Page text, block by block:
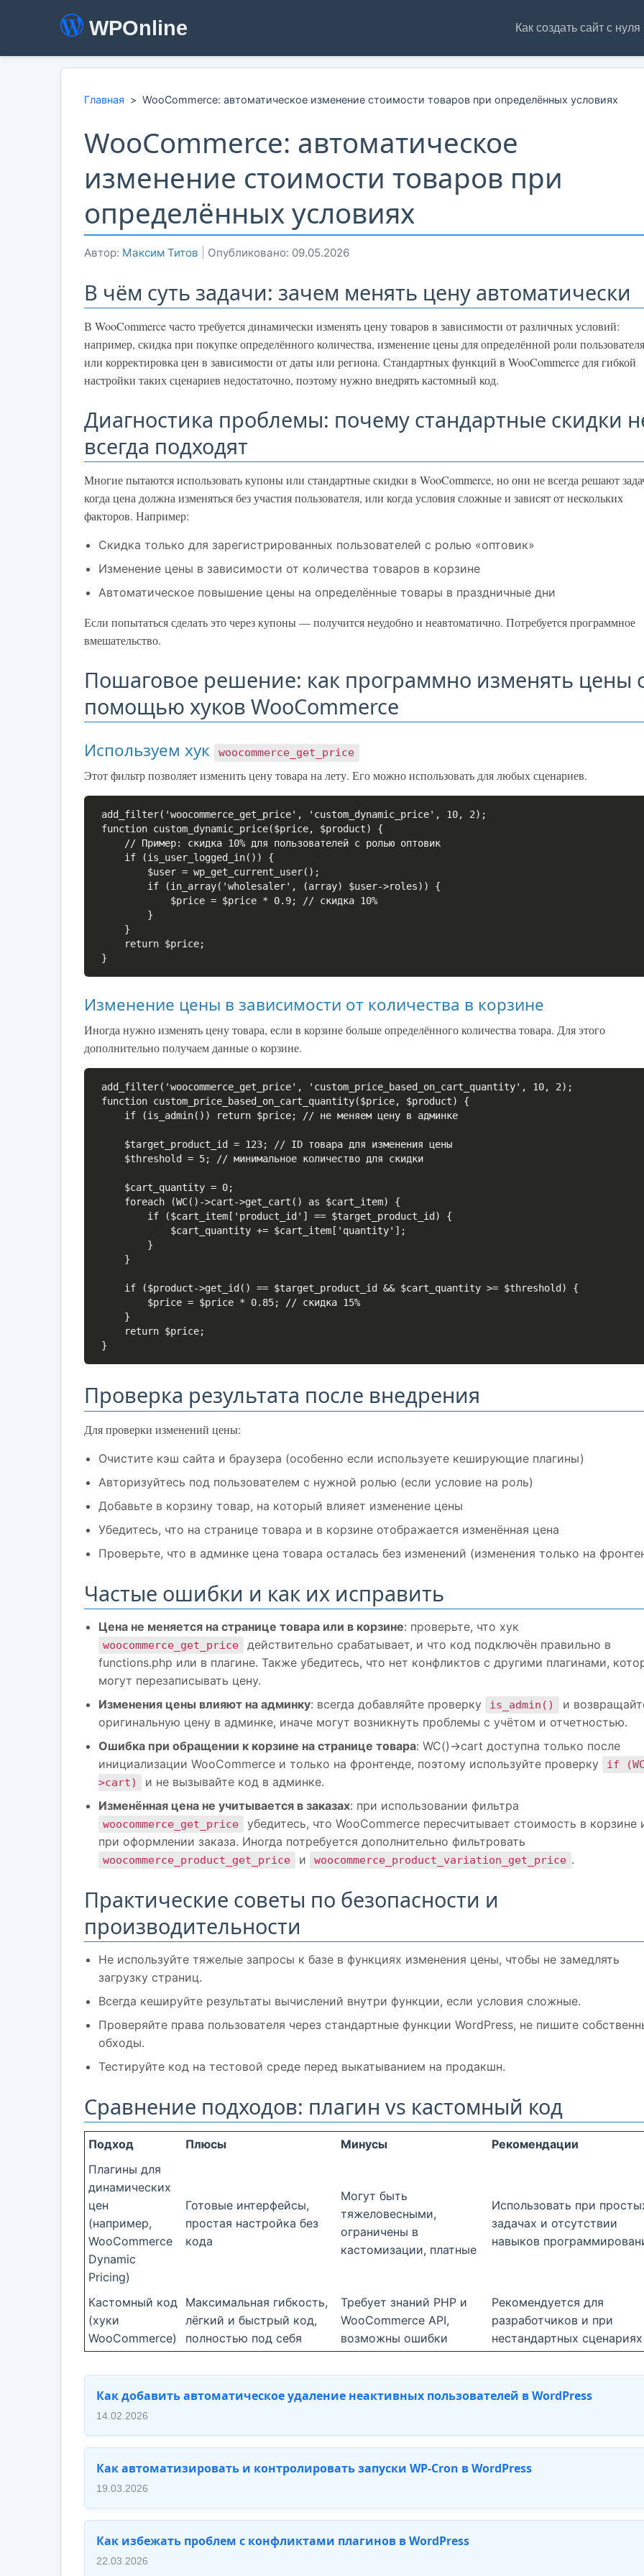
WPOnline Как создать сайт с нуля
Главная > WooCommerce: автоматическое изменение стоимости товаров при определённых условиях
WooCommerce: автоматическое
изменение стоимости товаров при
определённых условиях
Автор: Максим Титов Опубликовано: 09.05.2026
В чём суть задачи: зачем менять цену автоматически
В WooCommerce часто требуется динамически изменять цену товаров в зависимости от различных условий:
например, скидка при покупке определённого количества, изменение цены для определённой роли
или корректировка цен в зависимости от даты или региона. Стандартных функций в WooCommerce для гибкой
настройки таких сценариев недостаточно, поэтому нужно внедрять кастомный код.
Диагностика проблемы: почему стандартные скидки
всегда подходят
Многие пытаются использовать купоны или стандартные скидки в WooCommerce, но они не всегда решают
когда цена должна изменяться без участия пользователя, или когда условия сложные и зависят от нескольких
факторов. Например:
Скидка только для зарегистрированных пользователей с ролью «оптовик»
Изменение цены в зависимости от количества товаров в корзине
Автоматическое повышение цены на определённые товары в праздничные дни
Если попытаться сделать это через купоны — получится неудобно и неавтоматично. Потребуется программное
вмешательство.
Пошаговое решение: как программно изменять цены
помощью хуков WooCommerce
Используем хук woocommerce_get_price
Этот фильтр позволяет изменить цену товара на лету. Его можно использовать для любых сценариев.
add_filter('woocommerce_get_price', 'custom_dynamic_price', 10, 2);
function custom_dynamic_price($price, $product) {
}
Изменение цены в зависимости от количества в корзине
Иногда нужно изменять цену товара, если в корзине больше определённого количества товара. Для этого
дополнительно получаем данные о корзине.
add_filter('woocommerce_get_price', 'custom_price_based_on_cart_quantity', 10, 2);
function custom_price_based_on_cart_quantity($price, $product) {
}
Проверка результата после внедрения
Для проверки изменений цены:
Очистите кэш сайта и браузера (особенно если используете кеширующие плагины)
Авторизуйтесь под пользователем с нужной ролью (если условие на роль)
Добавьте в корзину товар, на который влияет изменение цены
Убедитесь, что на странице товара и в корзине отображается изменённая цена
Проверьте, что в админке цена товара осталась без изменений (изменения только на
Частые ошибки и как их исправить
Цена не меняется на странице товара или в корзине: проверьте, что хук
woocommerce_get_price
действительно срабатывает, и что код подключён правильно в
functions.php или в плагине. Также убедитесь, что нет конфликтов с другими плагинами,
могут перезаписывать цену.
Изменения цены влияют на админку: всегда добавляйте проверку is_admin()
и
оригинальную цену в админке, иначе могут возникнуть проблемы с учётом и отчетностью.
Ошибка при обращении к корзине на странице товара: WC()->cart доступна только после
инициализации WooCommerce и только на фронтенде, поэтому используйте проверку
if
>cart)
и не вызывайте код в админке.
Изменённая цена не учитывается в заказах: при использовании фильтра
woocommerce_get_price
убедитесь, что WooCommerce пересчитывает стоимость в корзине
при оформлении заказа. Иногда потребуется дополнительно фильтровать
woocommerce_product_get_price и woocommerce_product_variation_get_price .
Практические советы по безопасности и
производительности
Не используйте тяжелые запросы к базе в функциях изменения цены, чтобы не замедлять
загрузку страниц.
Всегда кешируйте результаты вычислений внутри функции, если условия сложные.
Проверяйте права пользователя через стандартные функции WordPress, не пишите
обходы.
Тестируйте код на тестовой среде перед выкатыванием на продакшн.
Сравнение подходов: плагин vs кастомный код
Подход Плюсы Минусы
Рекомендации
Плагины для
динамических
цен
(например,
WooCommerce
Dynamic
Pricing)
Готовые интерфейсы,
простая настройка без
кода
Могут быть
тяжеловесными,
ограничены в
кастомизации, платные
Использовать при
задачах и отсутствии
навыков
Кастомный код
(хуки
WooCommerce)
Максимальная гибкость,
лёгкий и быстрый код,
полностью под себя
Требует знаний PHP и
WooCommerce API,
возможны ошибки
Рекомендуется для
разработчиков и при
нестандартных сценариях
Как добавить автоматическое удаление неактивных пользователей в WordPress
14.02.2026
Как автоматизировать и контролировать запуски WP-Cron в WordPress
19.03.2026
Как избежать проблем с конфликтами плагинов в WordPress
22.03.2026